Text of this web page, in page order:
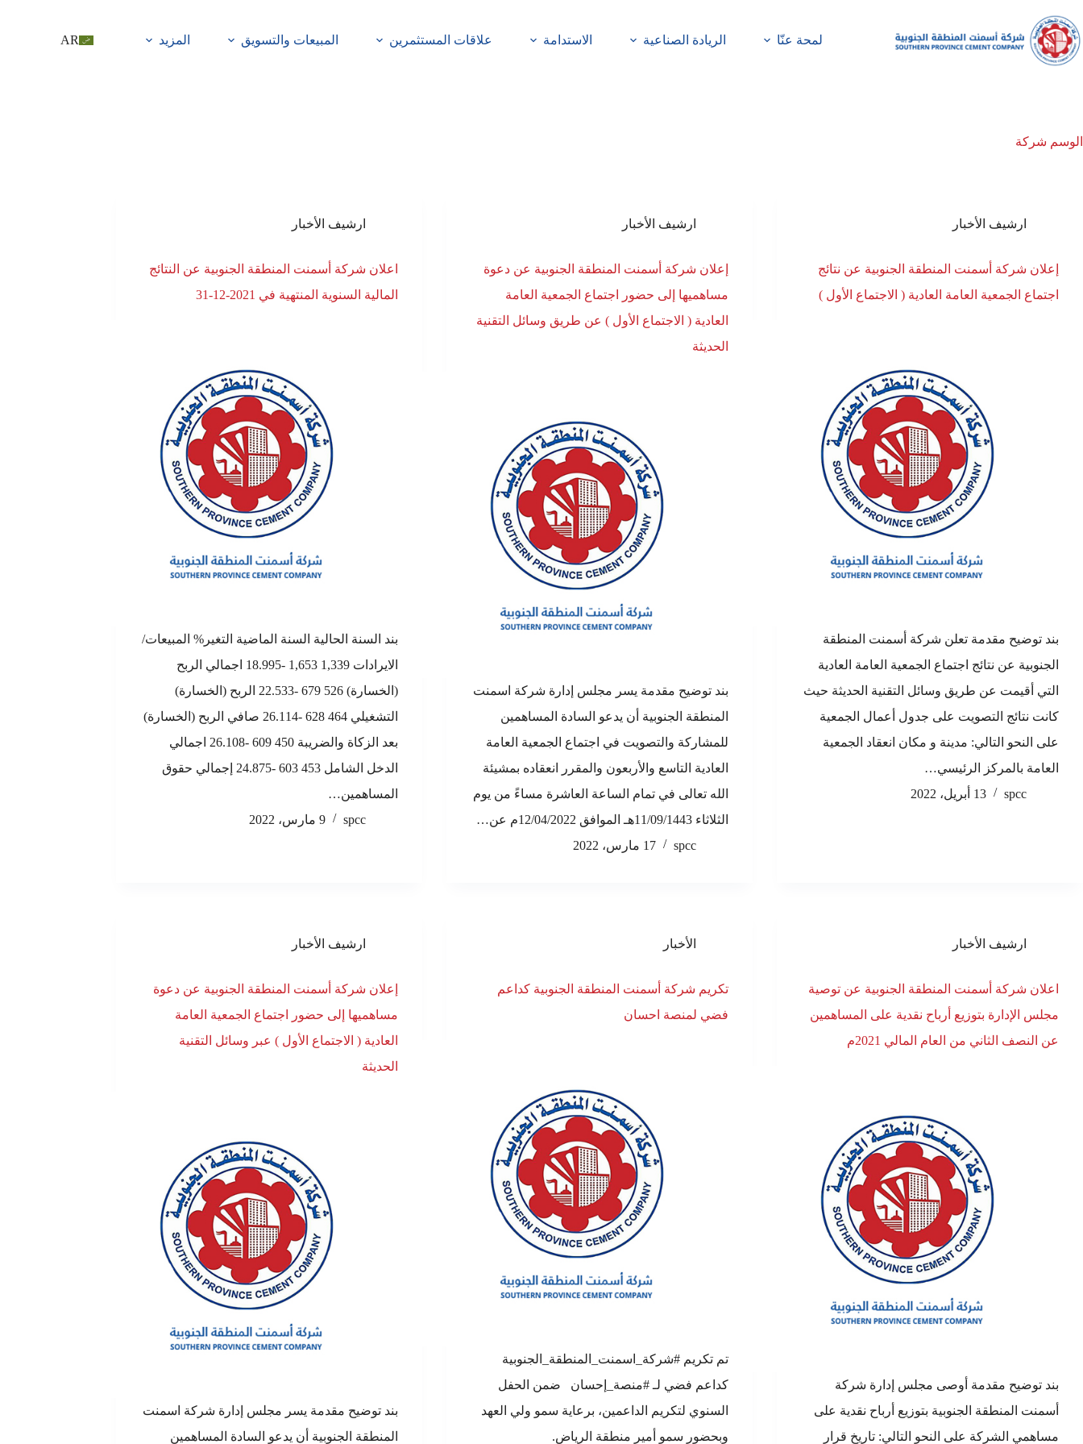
لمحة عنّا الريادة الصناعية الاستدامة علاقات المستثمرين المبيعات والتسويق المزيد AR
الوسم شركة
ارشيف الأخبار
إعلان شركة أسمنت المنطقة الجنوبية عن نتائج
اجتماع الجمعية العامة العادية ( الاجتماع الأول )
بند توضيح مقدمة تعلن شركة أسمنت المنطقة
الجنوبية عن نتائج اجتماع الجمعية العامة العادية
التي أقيمت عن طريق وسائل التقنية الحديثة حيث
كانت نتائج التصويت على جدول أعمال الجمعية
على النحو التالي: مدينة و مكان انعقاد الجمعية
العامة بالمركز الرئيسي…
spcc
13 أبريل، 2022
ارشيف الأخبار
إعلان شركة أسمنت المنطقة الجنوبية عن دعوة
مساهميها إلى حضور اجتماع الجمعية العامة
العادية ( الاجتماع الأول ) عن طريق وسائل التقنية
الحديثة
بند توضيح مقدمة يسر مجلس إدارة شركة اسمنت
المنطقة الجنوبية أن يدعو السادة المساهمين
للمشاركة والتصويت في اجتماع الجمعية العامة
العادية التاسع والأربعون والمقرر انعقاده بمشيئة
الله تعالى في تمام الساعة العاشرة مساءً من يوم
الثلاثاء 11/09/1443هـ الموافق 12/04/2022م عن…
spcc
17 مارس، 2022
ارشيف الأخبار
اعلان شركة أسمنت المنطقة الجنوبية عن النتائج
المالية السنوية المنتهية في 2021-12-31
بند السنة الحالية السنة الماضية التغير% المبيعات/
الايرادات 1,339 1,653 -18.995 اجمالي الربح
(الخسارة) 526 679 -22.533 الربح (الخسارة)
التشغيلي 464 628 -26.114 صافي الربح (الخسارة)
بعد الزكاة والضريبة 450 609 -26.108 اجمالي
الدخل الشامل 453 603 -24.875 إجمالي حقوق
المساهمين…
spcc
9 مارس، 2022
ارشيف الأخبار
اعلان شركة أسمنت المنطقة الجنوبية عن توصية
مجلس الإدارة بتوزيع أرباح نقدية على المساهمين
عن النصف الثاني من العام المالي 2021م
بند توضيح مقدمة أوصى مجلس إدارة شركة
أسمنت المنطقة الجنوبية بتوزيع أرباح نقدية على
مساهمي الشركة على النحو التالي: تاريخ قرار
الأخبار
تكريم شركة أسمنت المنطقة الجنوبية كداعم
فضي لمنصة احسان
تم تكريم #شركة_اسمنت_المنطقة_الجنوبية
كداعم فضي لـ ⁧‫#منصة_إحسان ‬⁩ ضمن الحفل
السنوي لتكريم الداعمين، برعاية سمو ولي العهد
وبحضور سمو أمير منطقة الرياض.
ارشيف الأخبار
إعلان شركة أسمنت المنطقة الجنوبية عن دعوة
مساهميها إلى حضور اجتماع الجمعية العامة
العادية ( الاجتماع الأول ) عبر وسائل التقنية
الحديثة
بند توضيح مقدمة يسر مجلس إدارة شركة اسمنت
المنطقة الجنوبية أن يدعو السادة المساهمين